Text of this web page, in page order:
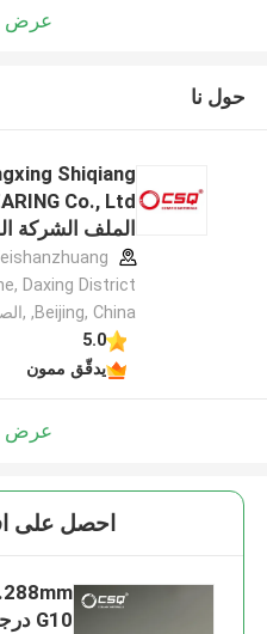
عرض
حول نا
Shiqiang
الملف الشركة
Daxing District
,Beijing, China ,الصين
5.0
يدقّق ممون
عرض
احصل على
G10 درجة سيراميك أسود